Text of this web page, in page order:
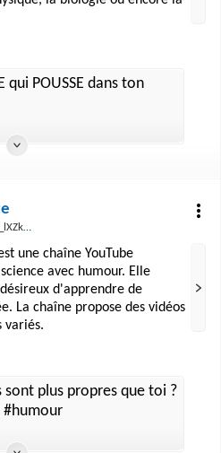
qui POUSSE dans ton
une chaîne YouTube
avec humour. Elle
d'apprendre de
La chaîne propose des vidéos
variés.
sont plus propres que toi ?
#humour